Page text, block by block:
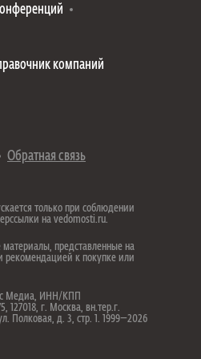
компаний
Обратная связь
только при соблюдении
на vedomosti.ru.
материалы, представленные на
рекомендацией к покупке или
Медиа, ИНН/КПП
127018, г. Москва, вн.тер.г.
Полковая, д. 3, стр. 1. 1999—2026